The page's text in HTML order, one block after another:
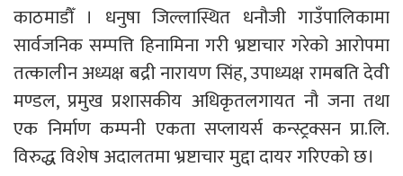
काठमाडौँ । धनुषा जिल्लास्थित धनौजी गाउँपालिकामा
सार्वजनिक सम्पत्ति हिनामिना गरी भ्रष्टाचार गरेको आरोपमा
तत्कालीन अध्यक्ष बद्री नारायण सिंह, उपाध्यक्ष रामबति देवी
मण्डल, प्रमुख प्रशासकीय अधिकृतलगायत नौ जना तथा
एक निर्माण कम्पनी एकता सप्लायर्स कन्स्ट्रक्सन प्रा.लि.
विरुद्ध विशेष अदालतमा भ्रष्टाचार मुद्दा दायर गरिएको छ।